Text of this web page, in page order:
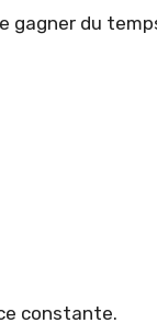
gagner du
constante.